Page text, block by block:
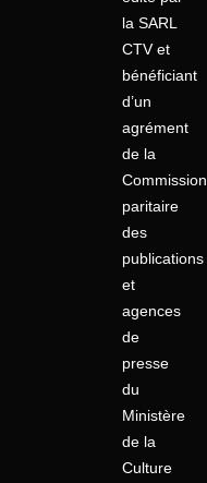
la SARL
CTV et
bénéficiant
d’un
agrément
de la
Commission
paritaire
des
publications
et
agences
de
presse
du
Ministère
de la
Culture